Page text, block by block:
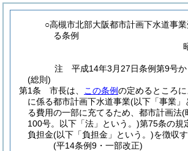
○高槻市北部大阪都市計画下水道事
る条例
注 平成14年3月27日条例第9号か
(総則)
第1条
市長は、 この条例の定めるところ
に係る都市計画下水道事業(以下「事業」
る費用の一部に充てるため、都市計画法(
100号。以下「法」という。)第75条の規
負担金(以下「負担金」という。)を徴収
(平14条例9・一部改正)